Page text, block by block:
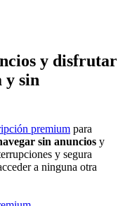
y disfrutar
y sin
premium para
sin anuncios y
y segura
a ninguna otra